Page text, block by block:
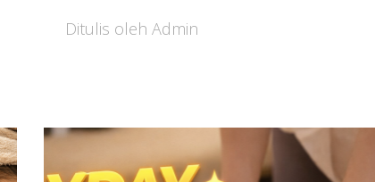
Ditulis oleh Admin